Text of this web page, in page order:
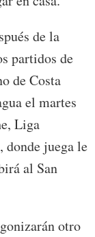
de la
partidos de
de Costa
el martes
Liga
donde juega le
al San
otro